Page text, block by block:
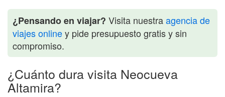
¿Pensando en viajar? Visita nuestraagencia de
viajes onliney pide presupuesto gratis y sin
compromiso.
¿Cuánto dura visita Neocueva
Altamira?